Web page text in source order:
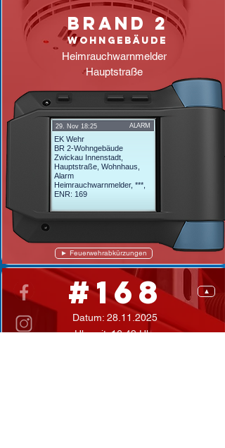
Brand 2
Wohngebäude
Heimrauchwarnmelder
Hauptstraße
ALARM
EK Wehr
BR 2-Wohngebäude
Zwickau Innenstadt,
Hauptstraße, Wohnhaus,
Alarm
Heimrauchwarnmelder, ***,
ENR: 169
29. Nov 18:25
► Feuerwehrabkürzungen
#168
Datum: 28.11.2025
Uhrzeit: 16:49 Uhr
▲